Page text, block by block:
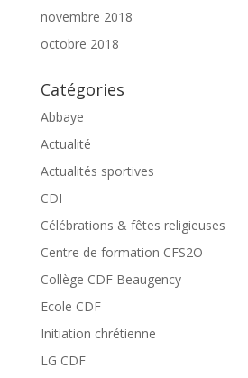
novembre 2018
octobre 2018
Catégories
Abbaye
Actualité
Actualités sportives
CDI
Célébrations & fêtes religieuses
Centre de formation CFS2O
Collège CDF Beaugency
Ecole CDF
Initiation chrétienne
LG CDF